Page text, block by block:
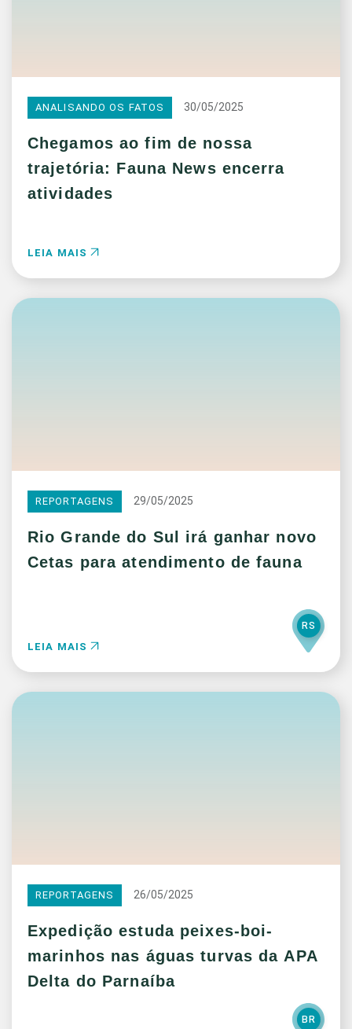
ANALISANDO OS FATOS 30/05/2025
Chegamos ao fim de nossa
trajetória: Fauna News encerra
atividades
LEIA MAIS
REPORTAGENS 29/05/2025
Rio Grande do Sul irá ganhar novo
Cetas para atendimento de fauna
LEIA MAIS
RS
REPORTAGENS 26/05/2025
Expedição estuda peixes-boi-
marinhos nas águas turvas da APA
Delta do Parnaíba
BR